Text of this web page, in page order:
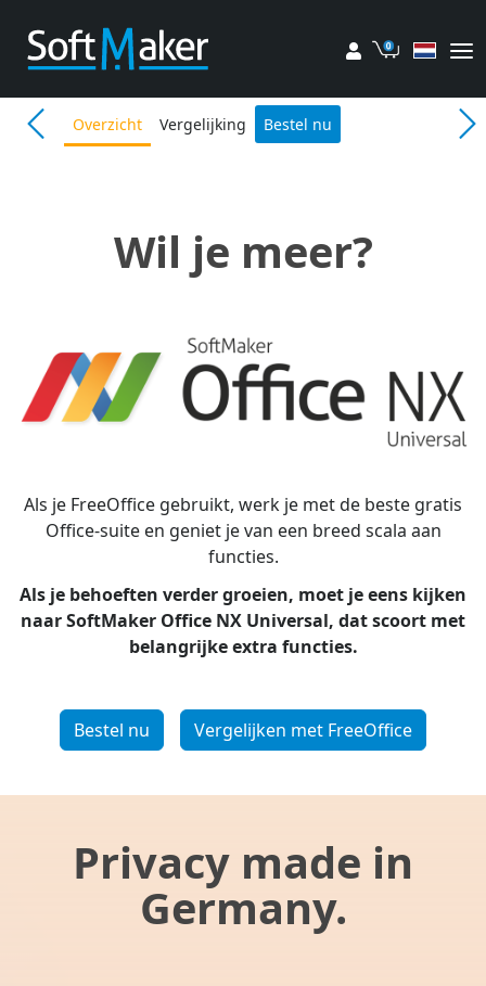
Mijn account
Overzicht Vergelijking Bestel nu
Wil je meer?
Als je FreeOffice gebruikt, werk je met de beste gratis
Office-suite en geniet je van een breed scala aan
functies.
Als je behoeften verder groeien, moet je eens kijken
naar SoftMaker Office NX Universal, dat scoort met
belangrijke extra functies.
Bestel nu Vergelijken met FreeOffice
Privacy made in
Germany.